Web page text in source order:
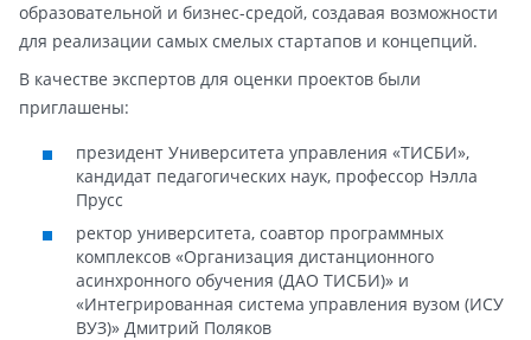
образовательной и бизнес-средой, создавая возможности
для реализации самых смелых стартапов и концепций.
В качестве экспертов для оценки проектов были
приглашены:
президент Университета управления «ТИСБИ»,
кандидат педагогических наук, профессор Нэлла
Прусс
ректор университета, соавтор программных
комплексов «Организация дистанционного
асинхронного обучения (ДАО ТИСБИ)» и
«Интегрированная система управления вузом (ИСУ
ВУЗ)» Дмитрий Поляков